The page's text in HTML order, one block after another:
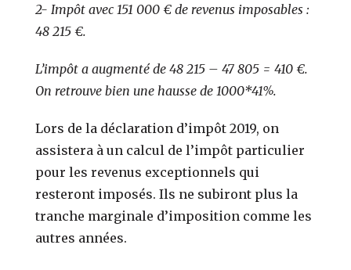
2- Impôt avec 151 000 € de revenus imposables :
48 215 €.
L’impôt a augmenté de 48 215 – 47 805 = 410 €.
On retrouve bien une hausse de 1000*41%.
Lors de la déclaration d’impôt 2019, on
assistera à un calcul de l’impôt particulier
pour les revenus exceptionnels qui
resteront imposés. Ils ne subiront plus la
tranche marginale d’imposition comme les
autres années.